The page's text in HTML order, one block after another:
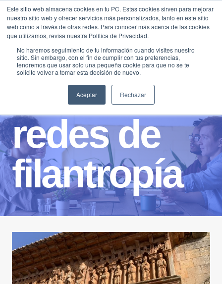
Este sitio web almacena cookies en tu PC. Estas cookies sirven para mejorar
nuestro sitio web y ofrecer servicios más personalizados, tanto en este sitio
web como a través de otras redes. Para conocer más acerca de las cookies
que utilizamos, revisa nuestra Política de Privacidad.
No haremos seguimiento de tu información cuando visites nuestro
sitio. Sin embargo, con el fin de cumplir con tus preferencias,
tendremos que usar solo una pequeña cookie para que no se te
solicite volver a tomar esta decisión de nuevo.
Aceptar Rechazar
Saltar
contenido
redes de
filantropía
Traducir »